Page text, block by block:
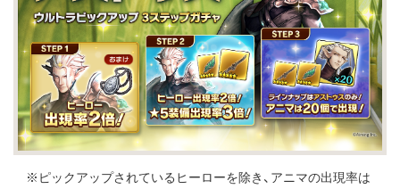
※ピックアップされているヒーローを除き、アニマの出現率は